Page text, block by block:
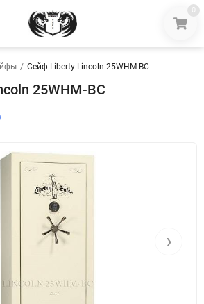
0
/ Сейф Liberty Lincoln 25WHM-BC
25WHM-BC
›